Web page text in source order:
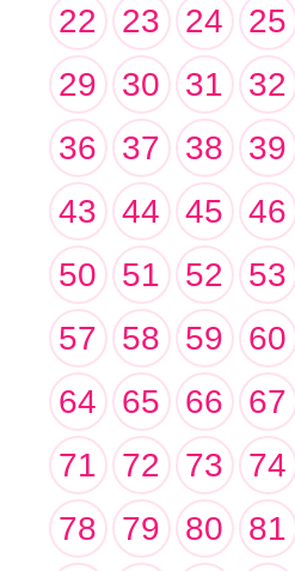
22
23 24 25
29
30 31 32
36
37 38 39
43
44 45 46
50
51 52 53
57
58 59 60
64
65 66 67
71
72 73 74
78
79 80 81